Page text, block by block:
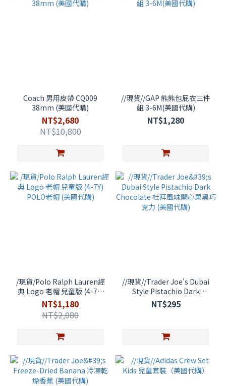
Coach 男用皮帶 CQ009
38mm (美國代購)
NT$2,680
NT$10,800
//現貨//GAP 熊熊包屁衣三件
組 3-6M(美國代購)
NT$1,280
/現貨/Polo Ralph Lauren經
典 Logo 老帽 兒童版 (4-7Y)
POLO老帽 (美國代購)
NT$1,180
NT$2,080
//現貨//Trader Joe's Dubai
Style Pistachio Dark
Chocolate 杜拜風味開心果
黑巧克力 (美國代購)
NT$295